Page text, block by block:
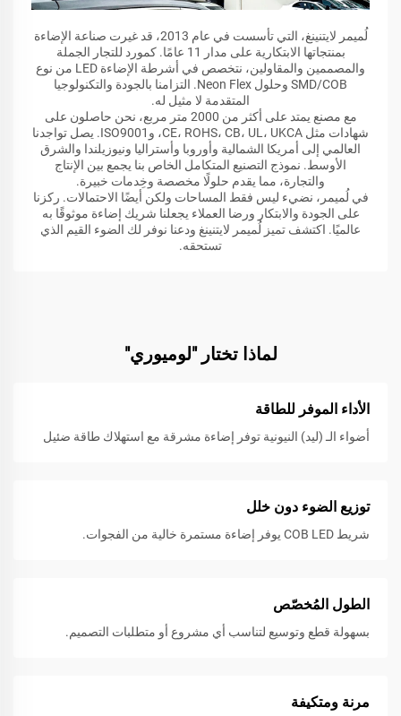
لُميمر لايتنينغ، التي تأسست في عام 2013، قد غيرت صناعة الإضاءة
بمنتجاتها الابتكارية على مدار 11 عامًا. كمورد للتجار الجملة
والمصممين والمقاولين، نتخصص في أشرطة الإضاءة LED من نوع
SMD/COB وحلول Neon Flex. التزامنا بالجودة والتكنولوجيا
المتقدمة لا مثيل له.
مع مصنع يمتد على أكثر من 2000 متر مربع، نحن حاصلون على
شهادات مثل CE، ROHS، CB، UL، UKCA، وISO9001. يصل تواجدنا
العالمي إلى أمريكا الشمالية وأوروبا وأستراليا ونيوزيلندا والشرق
الأوسط. نموذج التصنيع المتكامل الخاص بنا يجمع بين الإنتاج
والتجارة، مما يقدم حلولًا مخصصة وخِدمات خبيرة.
في لُميمر، نضيء ليس فقط المساحات ولكن أيضًا الاحتمالات. ركزنا
على الجودة والابتكار ورضا العملاء يجعلنا شريك إضاءة موثوقًا به
عالميًا. اكتشف تميز لُميمر لايتنينغ ودعنا نوفر لك الضوء القيم الذي
تستحقه.
لماذا تختار "لوميوري"
الأداء الموفر للطاقة
أضواء الـ (ليد) النيونية توفر إضاءة مشرقة مع استهلاك طاقة ضئيل
توزيع الضوء دون خلل
شريط COB LED يوفر إضاءة مستمرة خالية من الفجوات.
الطول المُخصّص
بسهولة قطع وتوسيع لتناسب أي مشروع أو متطلبات التصميم.
مرنة ومتكيفة